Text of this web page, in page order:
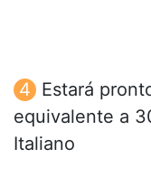
Estará
equivalente a
Italiano